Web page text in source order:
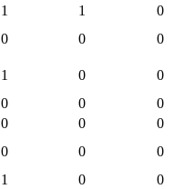
1 1 0
0 0 0
1 0 0
0 0 0
0 0 0
0 0 0
1 0 0